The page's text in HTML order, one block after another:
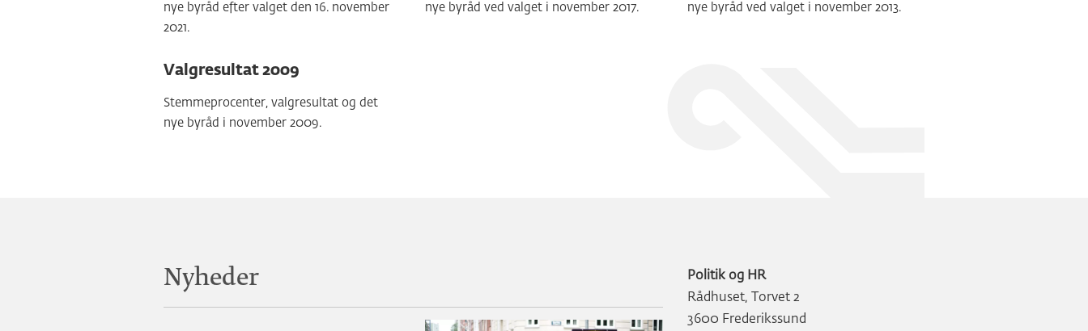
nye byråd efter valget den 16. november
2021.
nye byråd ved valget i november 2017.
nye byråd ved valget i november 2013.
Valgresultat 2009
Stemmeprocenter, valgresultat og det
nye byråd i november 2009.
Nyheder
Politik og HR
Rådhuset, Torvet 2
3600 Frederikssund